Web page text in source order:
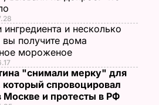
ингредиента и несколько
вы получите дома
мороженое
"снимали мерку" для
который спровоцировал
Москве и протесты в РФ